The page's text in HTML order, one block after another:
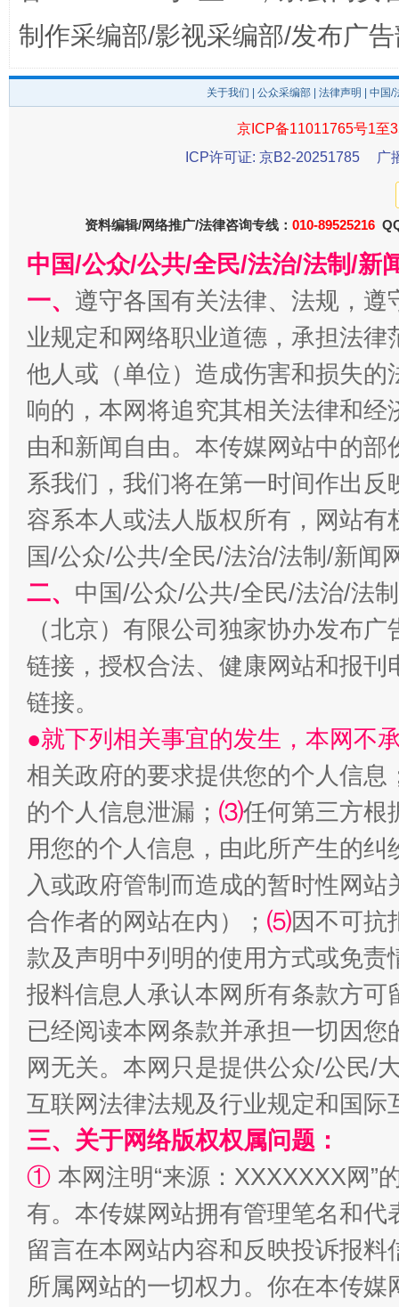
东山县通报“牛蛙产品抗生素超标问题” 法
千年窑火 生生不息 一
揭开“小金库”的免责幌子
受贿1.44亿！段成刚被判无期 从幼
全民健身五年计划来了！等你上场
阿坝州三大球赛在茂县开幕 规模
制作采编部/影视采编部/发布广
关于我们 公众采编部 法律声明 | 中国
京ICP备11011765号1至
ICP许可证: 京B2-20251785
广
资料编辑/网络推广/法律咨询专线： 010-89525216
中国/公众/公共/全民/法治/法制/新
一、 遵守各国有关法律、法规，
业规定和网络职业道德，承担法
他人或（单位）造成伤害和损失
响的，本网将追究其相关法律和
由和新闻自由。本传媒网站中的
系我们，我们将在第一时间作出
容系本人或法人版权所有，网站
国/公众/公共/全民/法治/法制/新闻
二、 中国/公众/公共/全民/法治/法
（北京）有限公司独家协办发布
链接，授权合法、健康网站和报
链接。
●就下列相关事宜的发生，本网不
相关政府的要求提供您的个人信息
的个人信息泄漏； ⑶任何第三方根
用您的个人信息，由此所产生的纠
入或政府管制而造成的暂时性网
合作者的网站在内）； ⑸因不可抗
款及声明中列明的使用方式或免责
报料信息人承认本网所有条款方
已经阅读本网条款并承担一切因
网无关。本网只是提供公众/公民/
互联网法律法规及行业规定和国
三、关于网络版权权属问题：
① 本网注明“来源：XXXXXXX网”
有。本传媒网站拥有管理笔名和
留言在本网站内容和反映投诉报
所属网站的一切权力。你在本传